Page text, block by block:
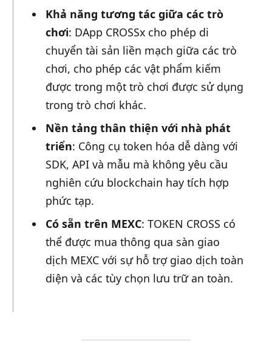
Khả năng tương tác giữa các trò
chơi: DApp CROSSx cho phép di
chuyển tài sản liền mạch giữa các trò
chơi, cho phép các vật phẩm kiếm
được trong một trò chơi được sử dụng
trong trò chơi khác.
Nền tảng thân thiện với nhà phát
triển: Công cụ token hóa dễ dàng với
SDK, API và mẫu mà không yêu cầu
nghiên cứu blockchain hay tích hợp
phức tạp.
Có sẵn trên MEXC: TOKEN CROSS có
thể được mua thông qua sàn giao
dịch MEXC với sự hỗ trợ giao dịch toàn
diện và các tùy chọn lưu trữ an toàn.